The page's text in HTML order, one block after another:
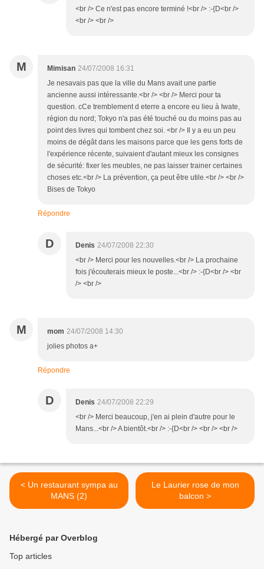
<br /> Ce n'est pas encore terminé !<br /> :-{D<br />
<br /> <br />
M Mimisan 24/07/2008 16:31
Je nesavais pas que la ville du Mans avait une partie
ancienne aussi intéressante.<br /> <br /> Merci pour ta
question. cCe tremblement d eterre a encore eu lieu à Iwate,
région du nord; Tokyo n'a pas été touché ou du moins pas au
point des livres qui tombent chez soi. <br /> Il y a eu un peu
moins de dégât dans les maisons parce que les gens forts de
l'expérience récente, suivaient d'autant mieux les consignes
de sécurité: fixer les meubles, ne pas laisser trainer certaines
choses etc.<br /> La prévention, ça peut être utile.<br /> <br />
Bises de Tokyo
Répondre
D Denis 24/07/2008 22:30
<br /> Merci pour les nouvelles.<br /> La prochaine
fois j'écouterais mieux le poste...<br /> :-{D<br /> <br
/> <br />
M mom 24/07/2008 14:30
jolies photos a+
Répondre
D Denis 24/07/2008 22:29
<br /> Merci beaucoup, j'en ai plein d'autre pour le
Mans...<br /> A bientôt.<br /> :-{D<br /> <br /> <br />
< Un restaurant sympa au
MANS (2)
Le Laurier rose de mon
balcon >
Hébergé par Overblog
Top articles